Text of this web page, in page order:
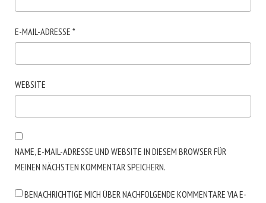
E-MAIL-ADRESSE *
WEBSITE
NAME, E-MAIL-ADRESSE UND WEBSITE IN DIESEM BROWSER FÜR
MEINEN NÄCHSTEN KOMMENTAR SPEICHERN.
BENACHRICHTIGE MICH ÜBER NACHFOLGENDE KOMMENTARE VIA E-